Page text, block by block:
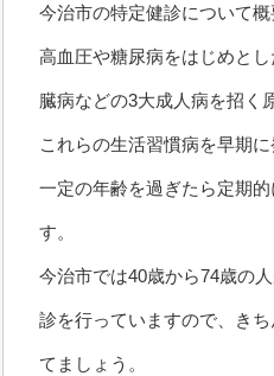
今治市の特定健診について
高血圧や糖尿病をはじめと
臓病などの3大成人病を招く
これらの生活習慣病を早期
一定の年齢を過ぎたら定期
す。
今治市では40歳から74歳の
診を行っていますので、き
てましょう。